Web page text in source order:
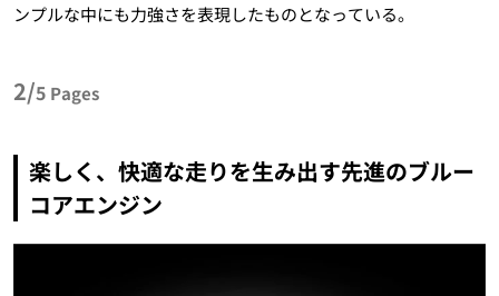
ンプルな中にも力強さを表現したものとなっている。
2/5 Pages
楽しく、快適な走りを生み出す先進のブルー
コアエンジン